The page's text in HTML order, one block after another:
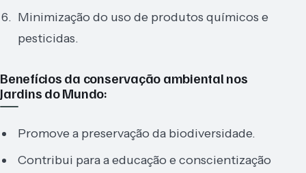
Minimização do uso de produtos químicos e
pesticidas.
Benefícios da conservação ambiental nos
Jardins do Mundo:
Promove a preservação da biodiversidade.
Contribui para a educação e conscientização